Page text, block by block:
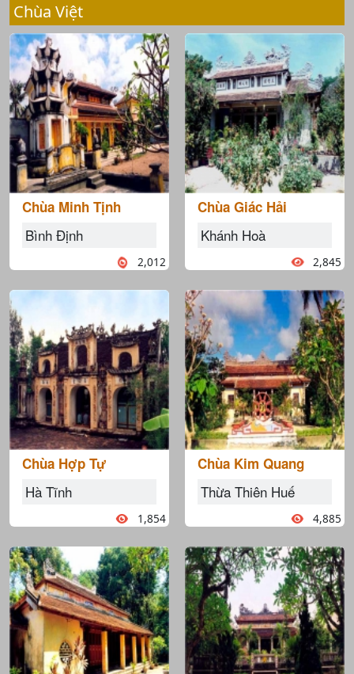
Chùa Việt
Chùa Minh Tịnh
Bình Định
2,012
Chùa Hợp Tự
Hà Tĩnh
1,854
Chùa Giác Hải
Khánh Hoà
2,845
Chùa Kim Quang
Thừa Thiên Huế
4,885